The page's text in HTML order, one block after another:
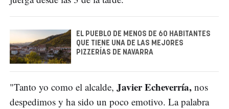
EL PUEBLO DE MENOS DE 60 HABITANTES
QUE TIENE UNA DE LAS MEJORES
PIZZERÍAS DE NAVARRA
"Tanto yo como el alcalde, Javier Echeverría, nos
despedimos y ha sido un poco emotivo. La palabra